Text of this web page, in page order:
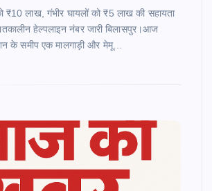
₹10 लाख, गंभीर घायलों को ₹5 लाख की सहायता
हेल्पलाइन नंबर जारी बिलासपुर।आज
के समीप एक मालगाड़ी और मेमू…